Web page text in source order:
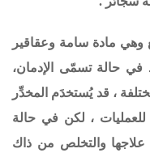
وهي مادة سامة وعقاقير
في حالة تسمّى الإدمان،
، قد يُستخدَم المخدِّر
، لكن في حالة
والتخلص من ذاك